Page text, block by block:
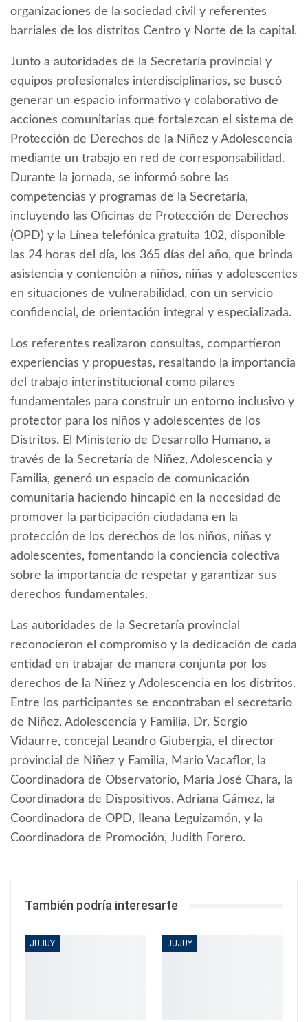
organizaciones de la sociedad civil y referentes
barriales de los distritos Centro y Norte de la capital.
Junto a autoridades de la Secretaría provincial y
equipos profesionales interdisciplinarios, se buscó
generar un espacio informativo y colaborativo de
acciones comunitarias que fortalezcan el sistema de
Protección de Derechos de la Niñez y Adolescencia
mediante un trabajo en red de corresponsabilidad.
Durante la jornada, se informó sobre las
competencias y programas de la Secretaría,
incluyendo las Oficinas de Protección de Derechos
(OPD) y la Línea telefónica gratuita 102, disponible
las 24 horas del día, los 365 días del año, que brinda
asistencia y contención a niños, niñas y adolescentes
en situaciones de vulnerabilidad, con un servicio
confidencial, de orientación integral y especializada.
Los referentes realizaron consultas, compartieron
experiencias y propuestas, resaltando la importancia
del trabajo interinstitucional como pilares
fundamentales para construir un entorno inclusivo y
protector para los niños y adolescentes de los
Distritos. El Ministerio de Desarrollo Humano, a
través de la Secretaría de Niñez, Adolescencia y
Familia, generó un espacio de comunicación
comunitaria haciendo hincapié en la necesidad de
promover la participación ciudadana en la
protección de los derechos de los niños, niñas y
adolescentes, fomentando la conciencia colectiva
sobre la importancia de respetar y garantizar sus
derechos fundamentales.
Las autoridades de la Secretaría provincial
reconocieron el compromiso y la dedicación de cada
entidad en trabajar de manera conjunta por los
derechos de la Niñez y Adolescencia en los distritos.
Entre los participantes se encontraban el secretario
de Niñez, Adolescencia y Familia, Dr. Sergio
Vidaurre, concejal Leandro Giubergia, el director
provincial de Niñez y Familia, Mario Vacaflor, la
Coordinadora de Observatorio, María José Chara, la
Coordinadora de Dispositivos, Adriana Gámez, la
Coordinadora de OPD, Ileana Leguizamón, y la
Coordinadora de Promoción, Judith Forero.
También podría interesarte
JUJUY JUJUY